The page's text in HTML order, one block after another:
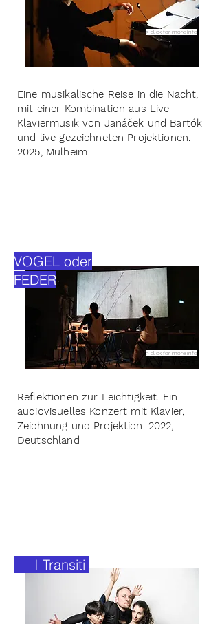
> click for more info
Eine musikalische Reise in die Nacht,
mit einer Kombination aus Live-
Klaviermusik von Janáček und Bartók
und live gezeichneten Projektionen.
2025, Mülheim
> click for more info
VOGEL oder
FEDER
Reflektionen zur Leichtigkeit. Ein
audiovisuelles Konzert mit Klavier,
Zeichnung und Projektion. 2022,
Deutschland
I Transiti